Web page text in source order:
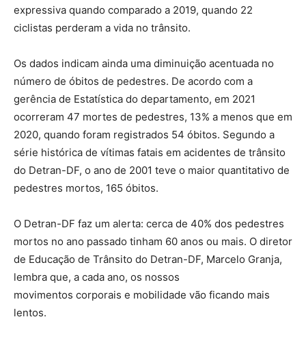
expressiva quando comparado a 2019, quando 22
ciclistas perderam a vida no trânsito.
Os dados indicam ainda uma diminuição acentuada no
número de óbitos de pedestres. De acordo com a
gerência de Estatística do departamento, em 2021
ocorreram 47 mortes de pedestres, 13% a menos que em
2020, quando foram registrados 54 óbitos. Segundo a
série histórica de vítimas fatais em acidentes de trânsito
do Detran-DF, o ano de 2001 teve o maior quantitativo de
pedestres mortos, 165 óbitos.
O Detran-DF faz um alerta: cerca de 40% dos pedestres
mortos no ano passado tinham 60 anos ou mais. O diretor
de Educação de Trânsito do Detran-DF, Marcelo Granja,
lembra que, a cada ano, os nossos
movimentos corporais e mobilidade vão ficando mais
lentos.